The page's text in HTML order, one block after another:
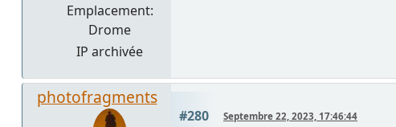
Emplacement:
Drome
IP archivée
photofragments
#280 Septembre 22, 2023, 17:46:44